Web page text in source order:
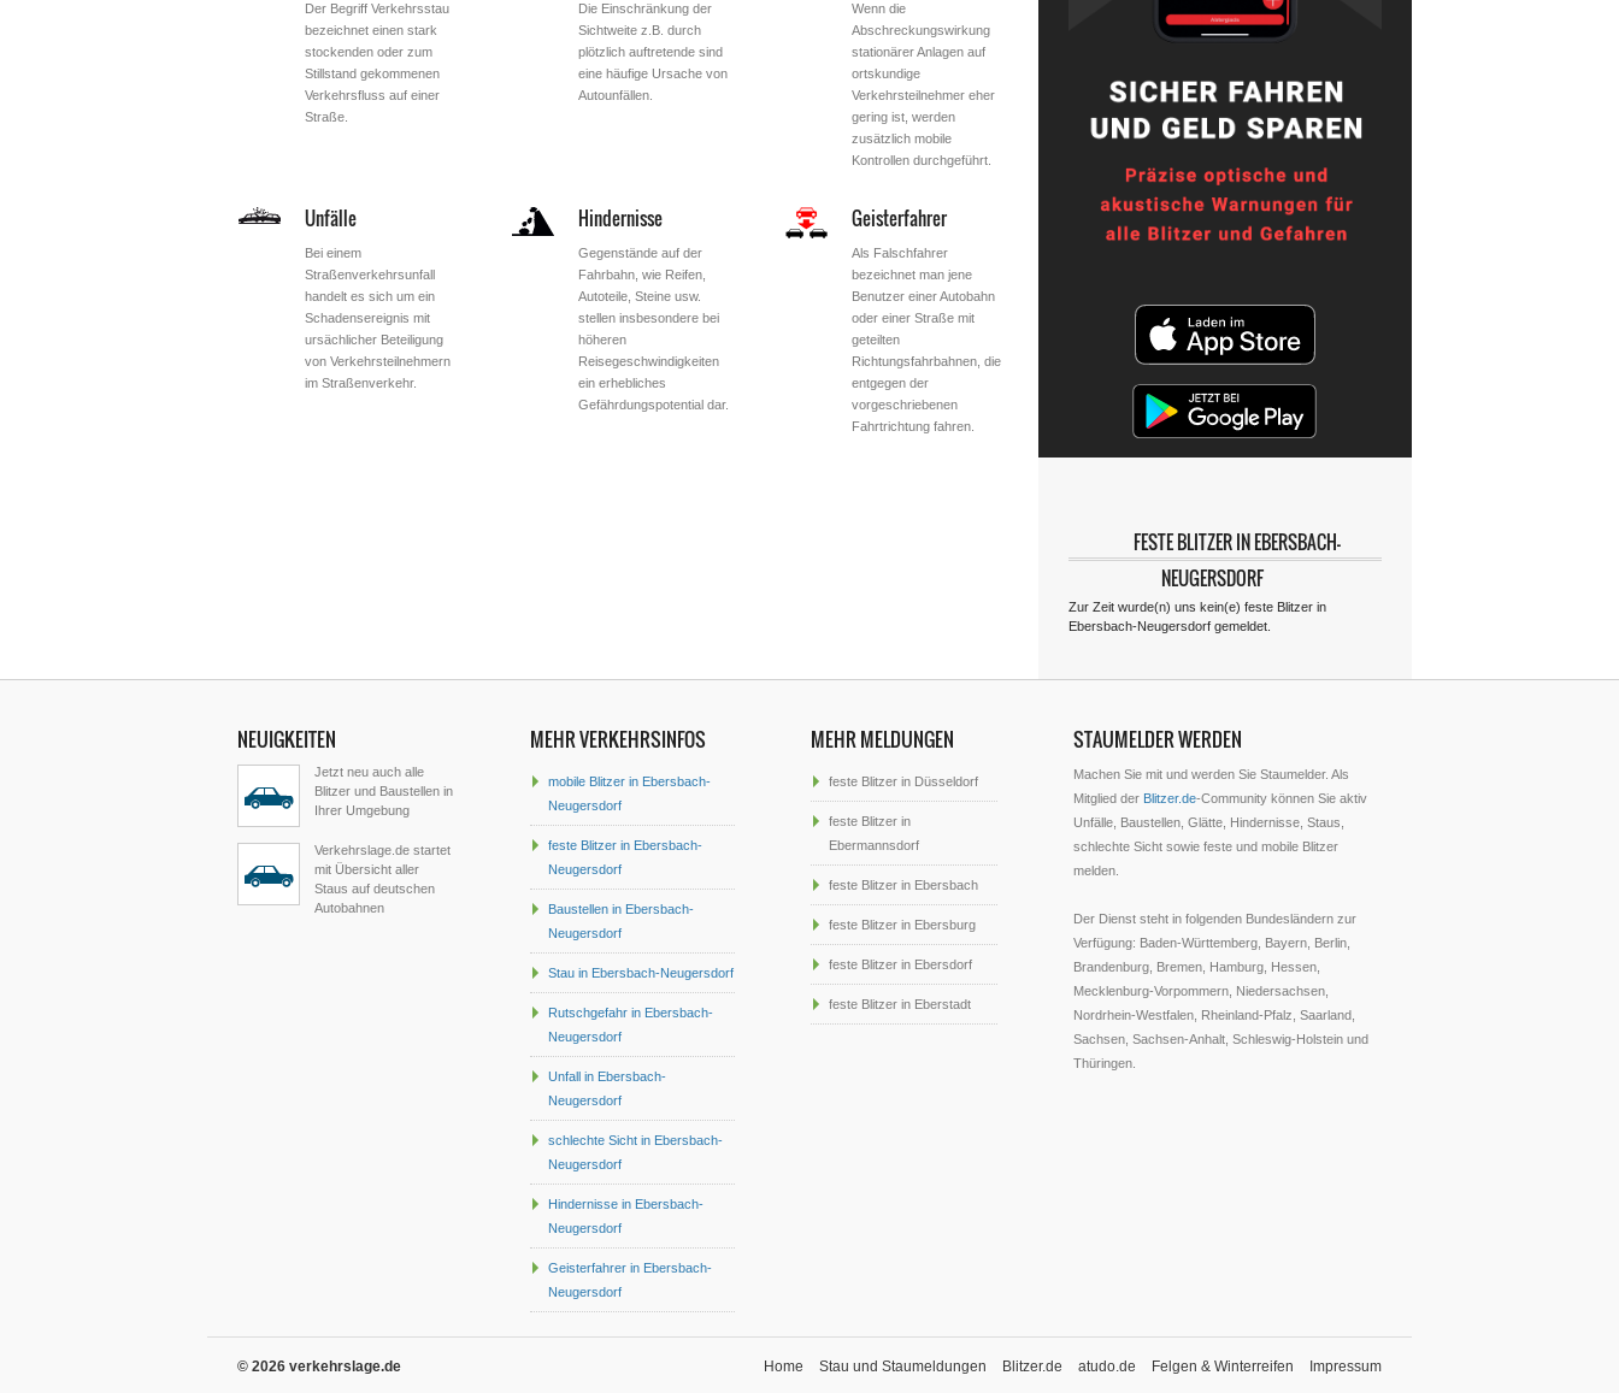
Der Begriff Verkehrsstau
bezeichnet einen stark
stockenden oder zum
Stillstand gekommenen
Verkehrsfluss auf einer
Straße.
Die Einschränkung der
Sichtweite z.B. durch
plötzlich auftretende sind
eine häufige Ursache von
Autounfällen.
Wenn die
Abschreckungswirkung
stationärer Anlagen auf
ortskundige
Verkehrsteilnehmer eher
gering ist, werden
zusätzlich mobile
Kontrollen durchgeführt.
Unfälle
Bei einem
Straßenverkehrsunfall
handelt es sich um ein
Schadensereignis mit
ursächlicher Beteiligung
von Verkehrsteilnehmern
im Straßenverkehr.
Hindernisse
Gegenstände auf der
Fahrbahn, wie Reifen,
Autoteile, Steine usw.
stellen insbesondere bei
höheren
Reisegeschwindigkeiten
ein erhebliches
Gefährdungspotential dar.
Geisterfahrer
Als Falschfahrer
bezeichnet man jene
Benutzer einer Autobahn
oder einer Straße mit
geteilten
Richtungsfahrbahnen, die
entgegen der
vorgeschriebenen
Fahrtrichtung fahren.
FESTE BLITZER IN EBERSBACH-
NEUGERSDORF
Zur Zeit wurde(n) uns kein(e) feste Blitzer in
Ebersbach-Neugersdorf gemeldet.
NEUIGKEITEN
Jetzt neu auch alle
Blitzer und Baustellen in
Ihrer Umgebung
Verkehrslage.de startet
mit Übersicht aller
Staus auf deutschen
Autobahnen
MEHR VERKEHRSINFOS
mobile Blitzer in Ebersbach-
Neugersdorf
feste Blitzer in Ebersbach-
Neugersdorf
Baustellen in Ebersbach-
Neugersdorf
Stau in Ebersbach-Neugersdorf
Rutschgefahr in Ebersbach-
Neugersdorf
Unfall in Ebersbach-
Neugersdorf
schlechte Sicht in Ebersbach-
Neugersdorf
Hindernisse in Ebersbach-
Neugersdorf
Geisterfahrer in Ebersbach-
Neugersdorf
MEHR MELDUNGEN
feste Blitzer in Düsseldorf
feste Blitzer in
Ebermannsdorf
feste Blitzer in Ebersbach
feste Blitzer in Ebersburg
feste Blitzer in Ebersdorf
feste Blitzer in Eberstadt
STAUMELDER WERDEN
Machen Sie mit und werden Sie Staumelder. Als
Mitglied der Blitzer.de-Community können Sie aktiv
Unfälle, Baustellen, Glätte, Hindernisse, Staus,
schlechte Sicht sowie feste und mobile Blitzer
melden.
Der Dienst steht in folgenden Bundesländern zur
Verfügung: Baden-Württemberg, Bayern, Berlin,
Brandenburg, Bremen, Hamburg, Hessen,
Mecklenburg-Vorpommern, Niedersachsen,
Nordrhein-Westfalen, Rheinland-Pfalz, Saarland,
Sachsen, Sachsen-Anhalt, Schleswig-Holstein und
Thüringen.
© 2026 verkehrslage.de Home Stau und Staumeldungen Blitzer.de atudo.de Felgen & Winterreifen Impressum